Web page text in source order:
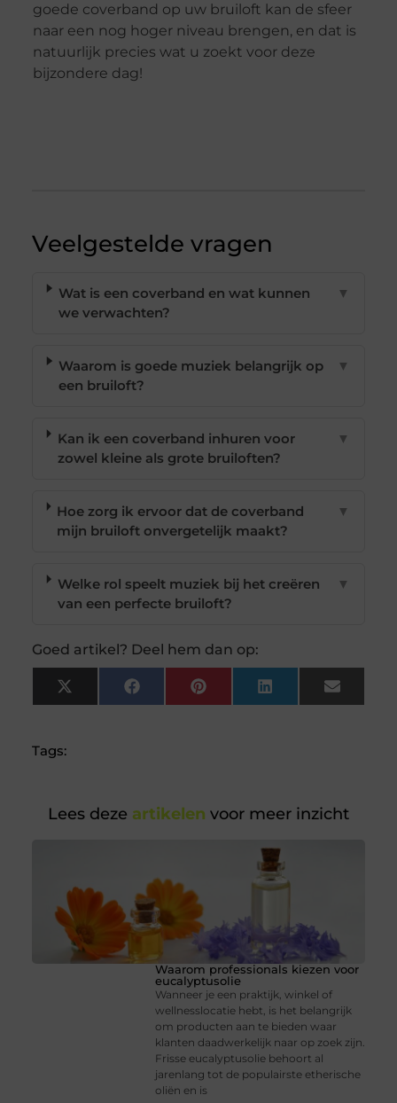
goede coverband op uw bruiloft kan de sfeer
naar een nog hoger niveau brengen, en dat is
natuurlijk precies wat u zoekt voor deze
bijzondere dag!
Veelgestelde vragen
Wat is een coverband en wat kunnen
we verwachten?
▼
Waarom is goede muziek belangrijk op
een bruiloft?
▼
Kan ik een coverband inhuren voor
zowel kleine als grote bruiloften?
▼
Hoe zorg ik ervoor dat de coverband
mijn bruiloft onvergetelijk maakt?
▼
Welke rol speelt muziek bij het creëren
van een perfecte bruiloft?
▼
Goed artikel? Deel hem dan op:
X
(Twitter)
FacebookPinterest LinkedIn Email
Tags:
Lees deze artikelen voor meer inzicht
Waarom professionals kiezen voor
eucalyptusolie
Wanneer je een praktijk, winkel of
wellnesslocatie hebt, is het belangrijk
om producten aan te bieden waar
klanten daadwerkelijk naar op zoek zijn.
Frisse eucalyptusolie behoort al
jarenlang tot de populairste etherische
oliën en is